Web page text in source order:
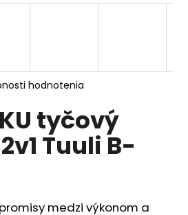
hodnotenia
tyčový
Tuuli B-
medzi výkonom a